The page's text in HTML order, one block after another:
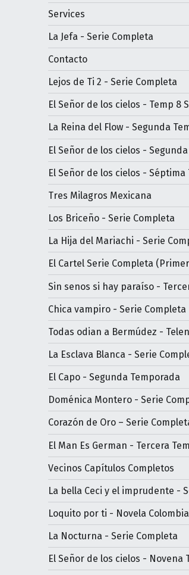
Services
La Jefa - Serie Completa
Contacto
Lejos de Ti 2 - Serie Completa
El Señor de los cielos - Temp 8
La Reina del Flow - Segunda
El Señor de los cielos -
El Señor de los cielos - Séptima
Tres Milagros Mexicana
Los Briceño - Serie Completa
La Hija del Mariachi - Serie
El Cartel Serie Completa
Sin senos si hay paraíso -
Chica vampiro - Serie Completa
Todas odian a Bermúdez -
La Esclava Blanca - Serie
El Capo - Segunda Temporada
Doménica Montero - Serie
Corazón de Oro – Serie
El Man Es German - Tercera
Vecinos Capítulos Completos
La bella Ceci y el imprudente -
Loquito por ti - Novela
La Nocturna - Serie Completa
El Señor de los cielos - Novena